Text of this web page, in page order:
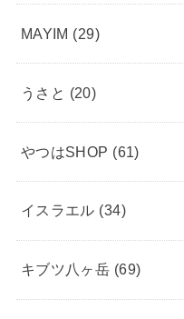
MAYIM (29)
うさと (20)
やつはSHOP (61)
イスラエル (34)
キブツ八ヶ岳 (69)